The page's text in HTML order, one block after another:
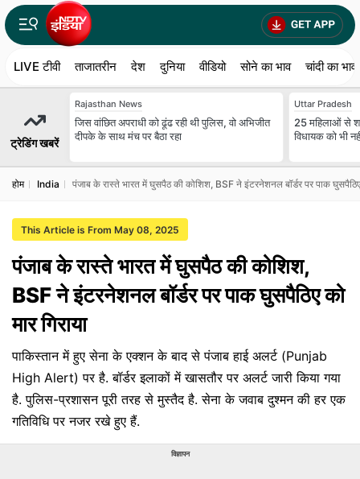
LIVE टीवी ताजातरीन देश दुनिया वीडियो सोने का भाव चांदी का भाव
ट्रेडिंग खबरें
Rajasthan News
जिस वांछित अपराधी को ढूंढ रही थी पुलिस, वो अभिजीत
दीपके के साथ मंच पर बैठा रहा
Uttar Pradesh
25 मह‍िलाओं से
व‍िधायक को भी
होम India पंजाब के रास्ते भारत में घुसपैठ की कोशिश, BSF ने इंटरनेशनल बॉर्डर पर पाक घुसपैठिए
This Article is From May 08, 2025
पंजाब के रास्ते भारत में घुसपैठ की कोशिश,
BSF ने इंटरनेशनल बॉर्डर पर पाक घुसपैठिए को
मार गिराया
पाकिस्तान में हुए सेना के एक्शन के बाद से पंजाब हाई अलर्ट (Punjab
High Alert) पर है. बॉर्डर इलाकों में खासतौर पर अलर्ट जारी किया गया
है. पुलिस-प्रशासन पूरी तरह से मुस्तैद है. सेना के जवाब दुश्मन की हर एक
गतिविधि पर नजर रखे हुए हैं.
विज्ञापन